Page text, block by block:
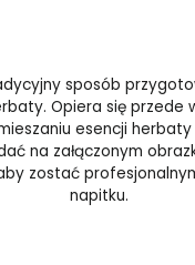
sposób
Opiera się przede
esencji
na załączonym
zostać
napitku.